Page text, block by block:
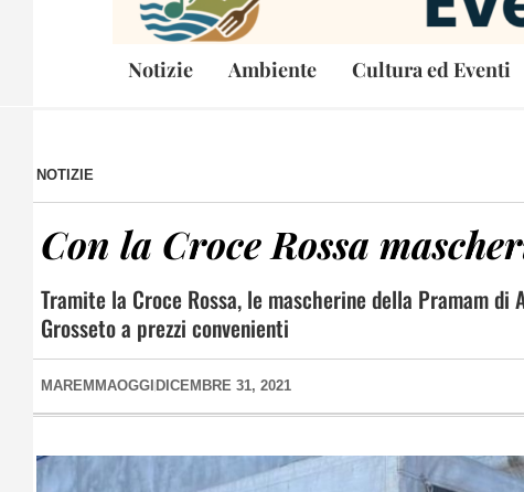
Notizie Ambiente Cultura ed Eventi
NOTIZIE
Con la Croce Rossa
Tramite la Croce Rossa, le mascherine della Pramam
Grosseto a prezzi convenienti
MAREMMAOGGI DICEMBRE 31, 2021